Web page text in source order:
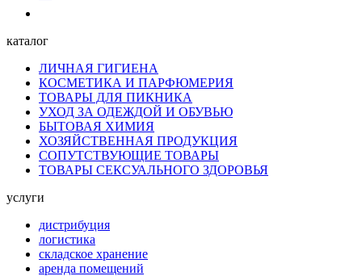
каталог
ЛИЧНАЯ ГИГИЕНА
КОСМЕТИКА И ПАРФЮМЕРИЯ
ТОВАРЫ ДЛЯ ПИКНИКА
УХОД ЗА ОДЕЖДОЙ И ОБУВЬЮ
БЫТОВАЯ ХИМИЯ
ХОЗЯЙСТВЕННАЯ ПРОДУКЦИЯ
СОПУТСТВУЮЩИЕ ТОВАРЫ
ТОВАРЫ СЕКСУАЛЬНОГО ЗДОРОВЬЯ
услуги
дистрибуция
логистика
складское хранение
аренда помещений